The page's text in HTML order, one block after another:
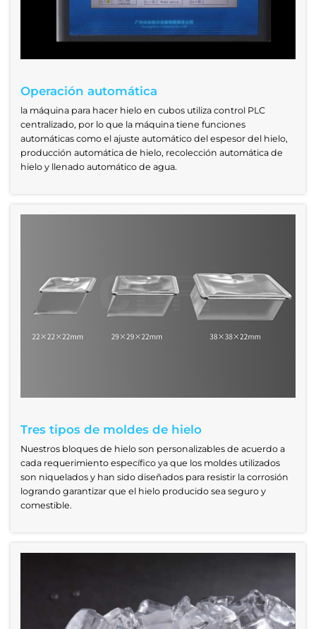
Operación automática
la máquina para hacer hielo en cubos utiliza control PLC
centralizado, por lo que la máquina tiene funciones
automáticas como el ajuste automático del espesor del hielo,
producción automática de hielo, recolección automática de
hielo y llenado automático de agua.
Tres tipos de moldes de hielo
Nuestros bloques de hielo son personalizables de acuerdo a
cada requerimiento específico ya que los moldes utilizados
son niquelados y han sido diseñados para resistir la corrosión
logrando garantizar que el hielo producido sea seguro y
comestible.